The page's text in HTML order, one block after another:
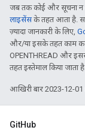
जब तक कोई और सूचना न
लाइसेंसके तहत आता है.
ज़्यादा जानकारी के लिए,
और/या इसके तहत काम
OPENTHREAD और
तहत इस्तेमाल किया जाता
आखिरी बार 2023-12-
GitHub